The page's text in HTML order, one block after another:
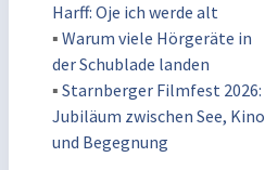
Harff: Oje ich werde alt
▪ Warum viele Hörgeräte in
der Schublade landen
▪ Starnberger Filmfest 2026:
Jubiläum zwischen See, Kino
und Begegnung